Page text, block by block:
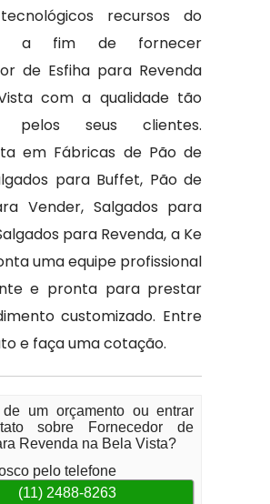
recursos do
a fim de fornecer
de Esfiha para Revenda
com a qualidade tão
pelos seus clientes.
em Fábricas de Pão de
para Buffet, Pão de
Vender, Salgados para
para Revenda, a Ke
uma equipe profissional
e pronta para prestar
customizado. Entre
e faça uma cotação.
de um orçamento ou entrar
sobre Fornecedor de
Revenda na Bela Vista?
pelo telefone
(11) 2488-8263